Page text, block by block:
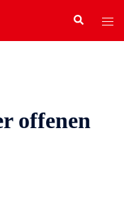
Search
offenen